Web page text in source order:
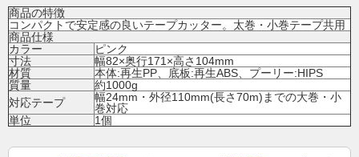
商品の特徴
コンパクトで安定感の良いテープカッター。太巻・小巻テープ共用
商品仕様
カラー
ピンク
寸法
幅82×奥行171×高さ104mm
材質
本体:再生PP、底板:再生ABS、プーリー:HIPS
質量
約1000g
対応テープ
幅24mm・外径110mm(長さ70m)までの大巻・小
巻対応
単位
1個